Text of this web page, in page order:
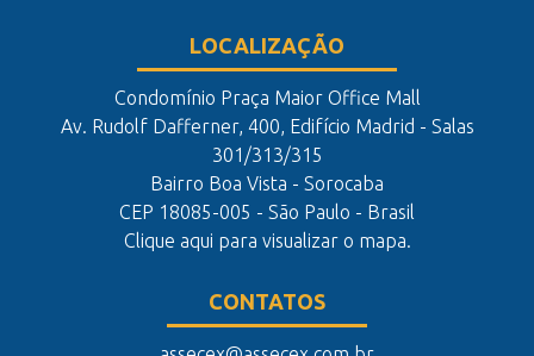
LOCALIZAÇÃO
Condomínio Praça Maior Office Mall
Av. Rudolf Dafferner, 400, Edifício Madrid - Salas
301/313/315
Bairro Boa Vista - Sorocaba
CEP 18085-005 - São Paulo - Brasil
Clique aqui para visualizar o mapa.
CONTATOS